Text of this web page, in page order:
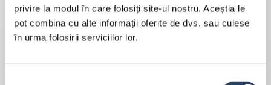
privire la modul în care folosiți site-ul nostru. Aceștia le
pot combina cu alte informații oferite de dvs. sau culese
în urma folosirii serviciilor lor.